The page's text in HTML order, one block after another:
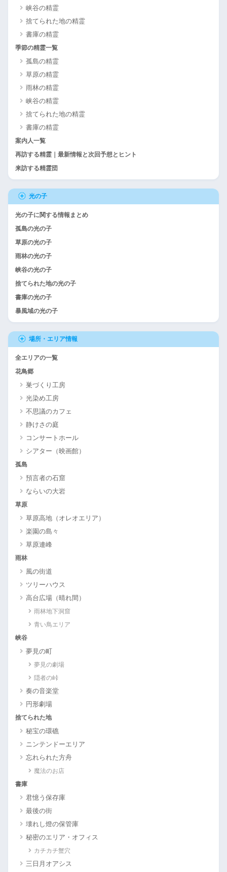
峡谷の精霊
捨てられた地の精霊
書庫の精霊
季節の精霊一覧
孤島の精霊
草原の精霊
雨林の精霊
峡谷の精霊
捨てられた地の精霊
書庫の精霊
案内人一覧
再訪する精霊｜最新情報と次回予想とヒント
来訪する精霊団
光の子
光の子に関する情報まとめ
孤島の光の子
草原の光の子
雨林の光の子
峡谷の光の子
捨てられた地の光の子
書庫の光の子
暴風域の光の子
場所・エリア情報
全エリアの一覧
花鳥郷
巣づくり工房
光染め工房
不思議のカフェ
静けさの庭
コンサートホール
シアター（映画館）
孤島
預言者の石窟
ならいの大岩
草原
草原高地（オレオエリア）
楽園の島々
草原連峰
雨林
風の街道
ツリーハウス
高台広場（晴れ間）
雨林地下洞窟
青い鳥エリア
峡谷
夢見の町
夢見の劇場
隠者の峠
奏の音楽堂
円形劇場
捨てられた地
秘宝の環礁
ニンテンドーエリア
忘れられた方舟
魔法のお店
書庫
君憶う保存庫
最後の街
壊れし燈の保管庫
秘密のエリア・オフィス
カチカチ蟹穴
三日月オアシス